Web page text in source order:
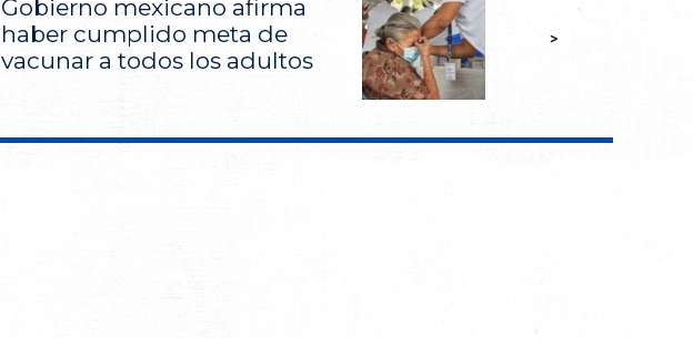
Gobierno mexicano afirma
haber cumplido meta de
vacunar a todos los adultos
>